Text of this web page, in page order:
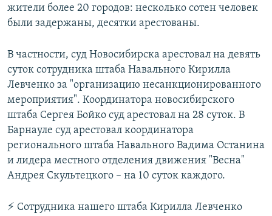
жители более 20 городов: несколько сотен человек
были задержаны, десятки арестованы.
В частности, суд Новосибирска арестовал на девять
суток сотрудника штаба Навального Кирилла
Левченко за "организацию несанкционированного
мероприятия". Координатора новосибирского
штаба Сергея Бойко суд арестовал на 28 суток. В
Барнауле суд арестовал координатора
регионального штаба Навального Вадима Останина
и лидера местного отделения движения "Весна"
Андрея Скультецкого – на 10 суток каждого.
⚡️ Сотрудника нашего штаба Кирилла Левченко